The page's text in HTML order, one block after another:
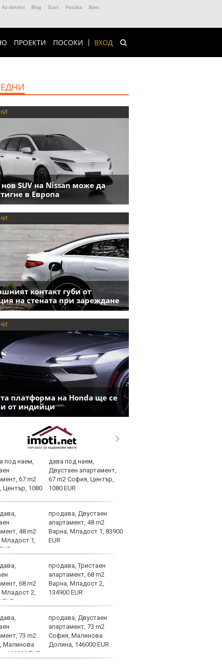
Az-deteto Blog Start Posoka
Boec
ВХОД
ПРОЕКТИ ПОСОКИ
SUV на Nissan може да
в Европа
контакт губи от
на стената при зареждане
платформа на Honda ще се
от индийци
дава под наем,
Двустаен апартамент,
67 m2 София, Център,
1080 EUR
продава, Двустаен
апартамент, 48 m2
Варна, Младост 1, 83900
EUR
продава, Тристаен
апартамент, 68 m2
Варна, Младост 2,
134900 EUR
продава, Двустаен
апартамент, 73 m2
София, Малинова
Долина, 146000 EUR